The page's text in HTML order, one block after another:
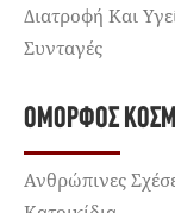
Διατροφή Και
Συνταγές
ΌΜΟΡΦΟΣ
Ανθρώπινες